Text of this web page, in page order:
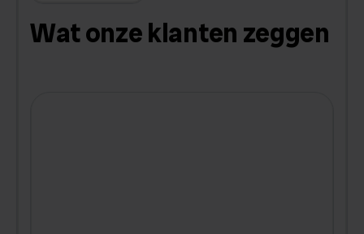
Wat onze klanten zeggen